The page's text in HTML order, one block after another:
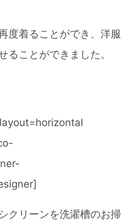
度着ることができ、洋服
ることができました。
クリーンを洗濯槽のお掃